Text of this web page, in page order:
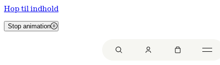
Hop til indhold
Stop animation